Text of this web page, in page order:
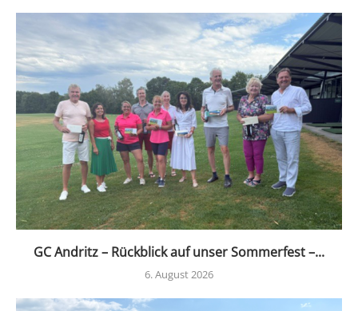
GC Andritz – Rückblick auf unser Sommerfest –...
6. August 2026